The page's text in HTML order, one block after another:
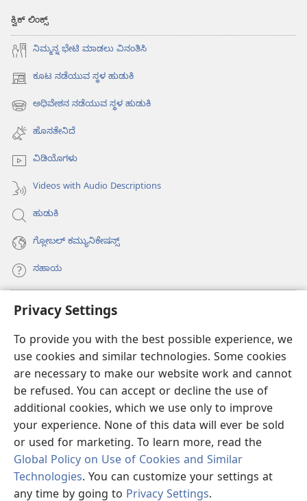
Privacy Settings
To provide you with the best possible experience, we
use cookies and similar technologies. Some cookies
are necessary to make our website work and cannot
be refused. You can accept or decline the use of
additional cookies, which we use only to improve
your experience. None of this data will ever be sold
or used for marketing. To learn more, read the
Global Policy on Use of Cookies and Similar
Technologies. You can customize your settings at
any time by going to Privacy Settings.
ಕ್ವಿಕ್ ಲಿಂಕ್ಸ್
ನಿಮ್ಮನ್ನ ಭೇಟಿ ಮಾಡಲು ವಿನಂತಿಸಿ
ಕೂಟ ನಡೆಯುವ ಸ್ಥಳ ಹುಡುಕಿ
(opens
new
window)
ಅಧಿವೇಶನ ನಡೆಯುವ ಸ್ಥಳ ಹುಡುಕಿ
(opens
new
window)
ಹೊಸತೇನಿದೆ
ವಿಡಿಯೊಗಳು
Videos with Audio Descriptions
ಹುಡುಕಿ
ಗ್ಲೋಬಲ್‌ ಕಮ್ಯುನಿಕೇಷನ್ಸ್‌
ಸಹಾಯ
ಕಾಣಿಕೆಗಳು
(opens
window)ವಾಚ್‌ಟವರ್‌ ಆನ್‌ಲೈನ್‌ ಲೈಬ್ರರಿ
(opens
new
window)
®
(opens
new
JW ಲೈಬ್ರರಿಆ್ಯಪ್‌
Copyright© 2026 Watch Tower Bible and Tract Society of Pennsylvania.